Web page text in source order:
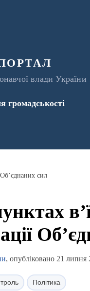
влади України
громадськості
Об’єднаних сил
, опубліковано 21 липня
Політика